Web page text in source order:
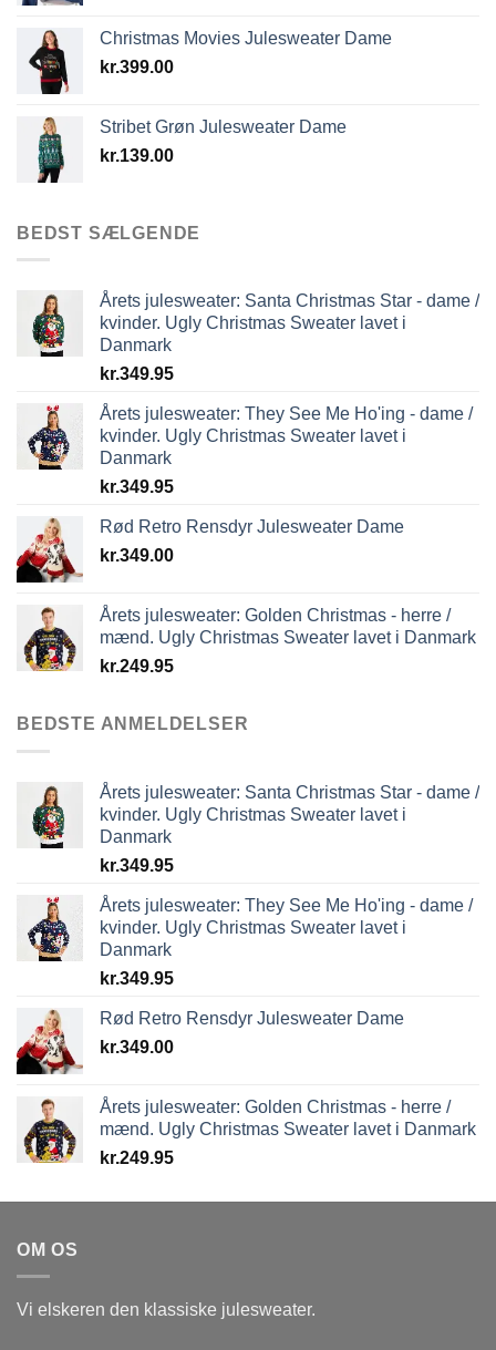
Christmas Movies Julesweater Dame
kr.399.00
Stribet Grøn Julesweater Dame
kr.139.00
BEDST SÆLGENDE
Årets julesweater: Santa Christmas Star - dame /
kvinder. Ugly Christmas Sweater lavet i
Danmark
kr.349.95
Årets julesweater: They See Me Ho'ing - dame /
kvinder. Ugly Christmas Sweater lavet i
Danmark
kr.349.95
Rød Retro Rensdyr Julesweater Dame
kr.349.00
Årets julesweater: Golden Christmas - herre /
mænd. Ugly Christmas Sweater lavet i Danmark
kr.249.95
BEDSTE ANMELDELSER
Årets julesweater: Santa Christmas Star - dame /
kvinder. Ugly Christmas Sweater lavet i
Danmark
kr.349.95
Årets julesweater: They See Me Ho'ing - dame /
kvinder. Ugly Christmas Sweater lavet i
Danmark
kr.349.95
Rød Retro Rensdyr Julesweater Dame
kr.349.00
Årets julesweater: Golden Christmas - herre /
mænd. Ugly Christmas Sweater lavet i Danmark
kr.249.95
OM OS
Vi elskeren den klassiske julesweater.